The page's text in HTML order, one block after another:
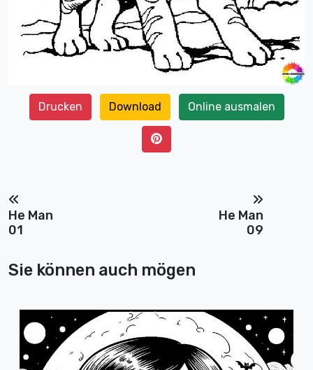
Drucken Download Online ausmalen
He Man
01
He Man
09
Sie können auch mögen